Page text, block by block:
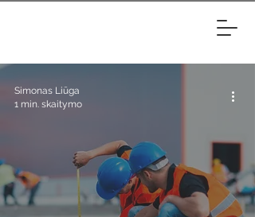
Simonas Liūga
1 min. skaitymo